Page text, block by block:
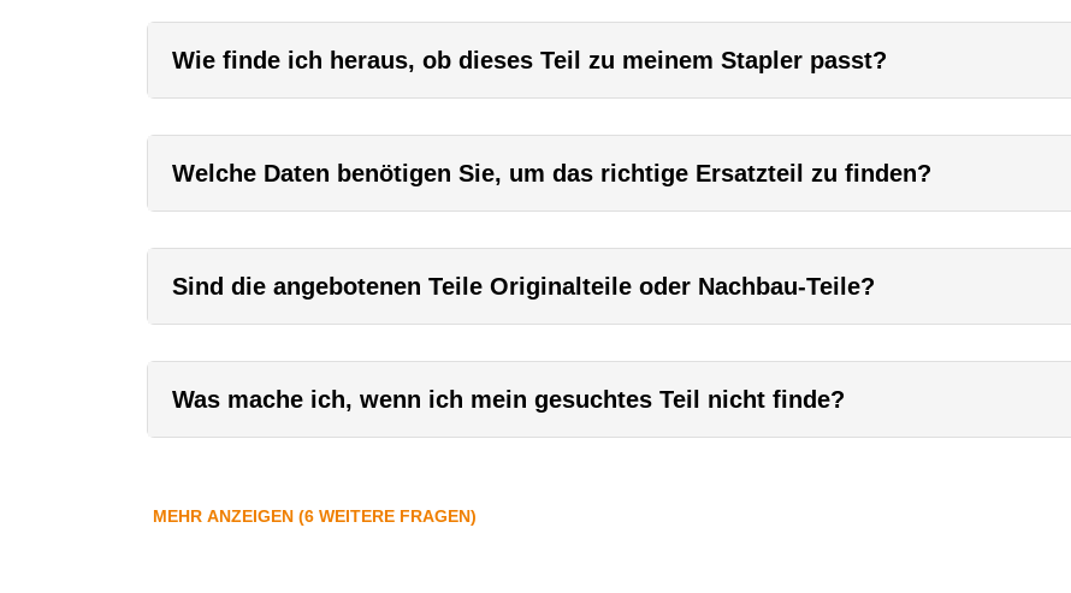
Wie finde ich heraus, ob dieses Teil zu meinem Stapler passt?
Welche Daten benötigen Sie, um das richtige Ersatzteil zu finden?
Sind die angebotenen Teile Originalteile oder Nachbau-Teile?
Was mache ich, wenn ich mein gesuchtes Teil nicht finde?
MEHR ANZEIGEN (6 WEITERE FRAGEN)